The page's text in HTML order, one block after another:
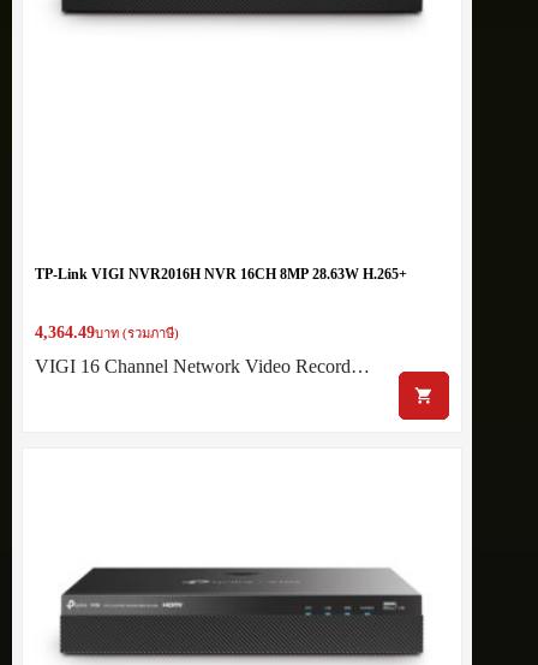
TP-Link VIGI NVR2016H NVR 16CH 8MP 28.63W H.265+
4,364.49บาท (รวมภาษี)
VIGI 16 Channel Network Video Record…